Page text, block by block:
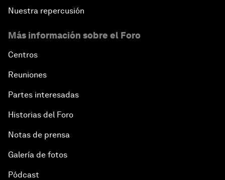
Nuestra repercusión
Más información sobre el Foro
Centros
Reuniones
Partes interesadas
Historias del Foro
Notas de prensa
Galería de fotos
Pódcast